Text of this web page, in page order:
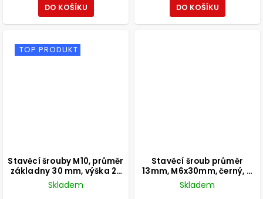
DO KOŠÍKU DO KOŠÍKU
TOP PRODUKT
Stavěcí šrouby M10, průměr
základny 30 mm, výška 27
mm, chromové, 4 ks
Skladem
Stavěcí šroub průměr
13mm, M6x30mm, černý, 4
ks
Skladem